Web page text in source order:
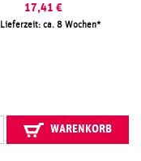
17,41 €
Lieferzeit: ca. 8 Wochen
WARENKORB